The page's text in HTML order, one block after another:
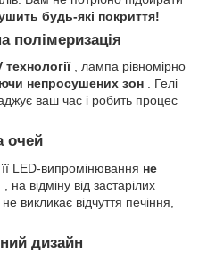
будь-які покриття!
полімеризація
технології, лампа рівномірно
непросушених зон . Гелі
ваш час і робить процес
очей
LED-випромінювання не
, на відміну від застарілих
викликає відчуття печіння,
дизайн